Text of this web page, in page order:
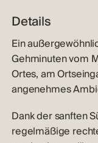
Details
Ein
Gehminuten vom
Ortes, am
angenehmes
Dank der sanften
regelmäßige